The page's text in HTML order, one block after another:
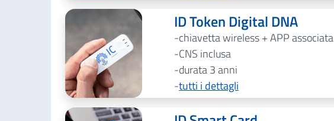
ID Token Digital DNA
chiavetta wireless + APP associata
CNS inclusa
durata 3 anni
tutti i dettagli